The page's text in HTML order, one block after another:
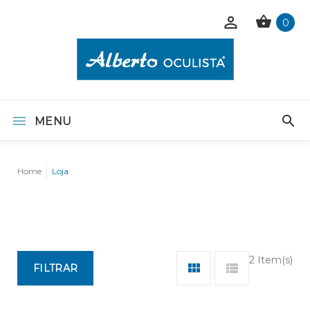
0
MENU
Home Loja
2 Item(s)
FILTRAR